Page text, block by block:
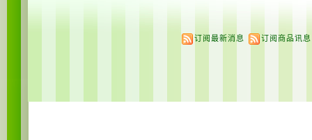
订阅最新消息 订阅商品讯息